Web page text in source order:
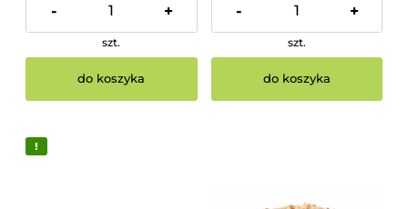
- +
szt.
do koszyka
- +
szt.
do koszyka